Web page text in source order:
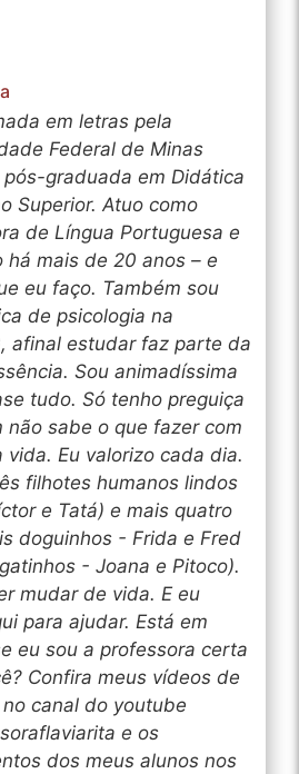
em letras pela
Federal de Minas
pós-graduada em Didática
Superior. Atuo como
de Língua Portuguesa e
há mais de 20 anos – e
eu faço. Também sou
de psicologia na
afinal estudar faz parte da
Sou animadíssima
tudo. Só tenho preguiça
não sabe o que fazer com
vida. Eu valorizo cada dia.
filhotes humanos lindos
e Tatá) e mais quatro
doguinhos - Frida e Fred
- Joana e Pitoco).
mudar de vida. E eu
para ajudar. Está em
eu sou a professora certa
Confira meus vídeos de
canal do youtube
e os
dos meus alunos nos